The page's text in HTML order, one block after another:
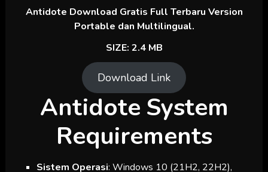
Antidote Download Gratis Full Terbaru Version
Portable dan Multilingual.
SIZE: 2.4 MB
Download Link
Antidote System
Requirements
Sistem Operasi: Windows 10 (21H2, 22H2),